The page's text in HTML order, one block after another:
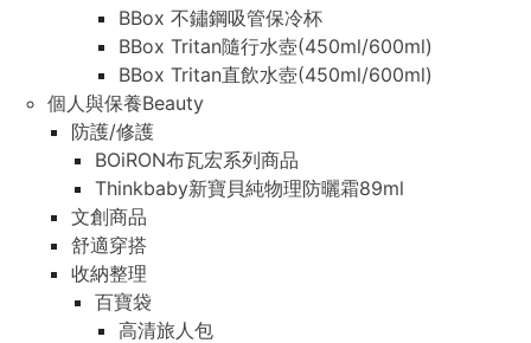
BBox 不鏽鋼吸管保冷杯
BBox Tritan隨行水壺(450ml/600ml)
BBox Tritan直飲水壺(450ml/600ml)
個人與保養Beauty
防護/修護
BOiRON布瓦宏系列商品
Thinkbaby新寶貝純物理防曬霜89ml
文創商品
舒適穿搭
收納整理
百寶袋
高清旅人包